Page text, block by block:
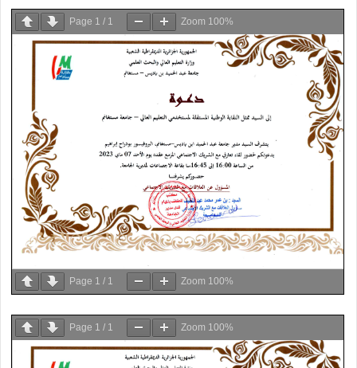
Page 1 / 1 Zoom 100%
Page 1 / 1 Zoom 100%
Page 1 / 1 Zoom 100%